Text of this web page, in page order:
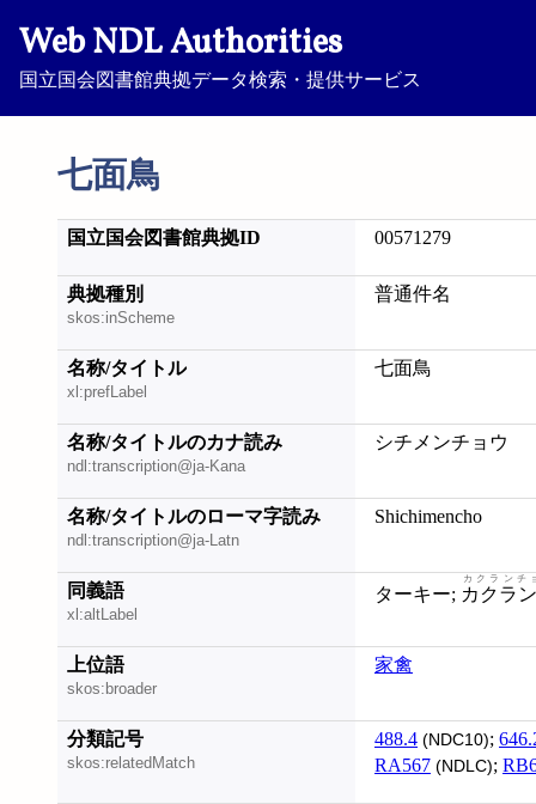
Web NDL Authorities
国立国会図書館典拠データ検索・提供サービス
七面鳥
国立国会図書館典拠ID 00571279
典拠種別
skos:inScheme
普通件名
名称/タイトル
xl:prefLabel
七面鳥
名称/タイトルのカナ読み
ndl:transcription@ja-Kana
シチメンチョウ
名称/タイトルのローマ字読み
ndl:transcription@ja-Latn
Shichimencho
同義語
xl:altLabel
ターキー; カクラ
カクランチ
上位語
skos:broader
家禽
分類記号
skos:relatedMatch
488.4 (NDC10);
RA567 (NDLC);